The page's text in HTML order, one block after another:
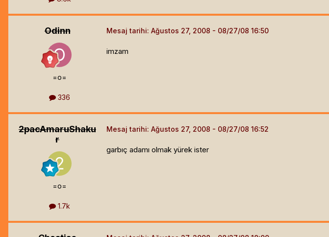
Odinn
=o=
336
Mesaj tarihi: Ağustos 27, 2008
imzam
2pacAmaruShaku
r
=o=
1.7k
Mesaj tarihi: Ağustos 27, 2008
garbıç adamı olmak yürek ister